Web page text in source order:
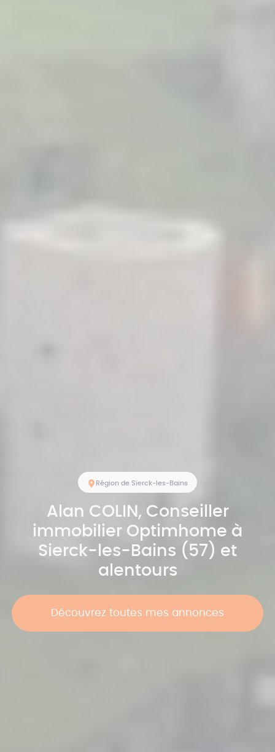
Région de Sierck-les-Bains
Alan COLIN , Conseiller
immobilier Optimhome à
Sierck-les-Bains (57) et
alentours
Découvrez toutes mes annonces